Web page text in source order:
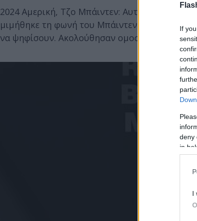
If
deny
in
I
2024 Αμερική, Τζο Μπάιντεν:
μιμήθηκε τη φωνή του Μπάιντεν που -δήθεν-
να ψηφίσουν. Ακολούθησαν ομοσπονδιακές